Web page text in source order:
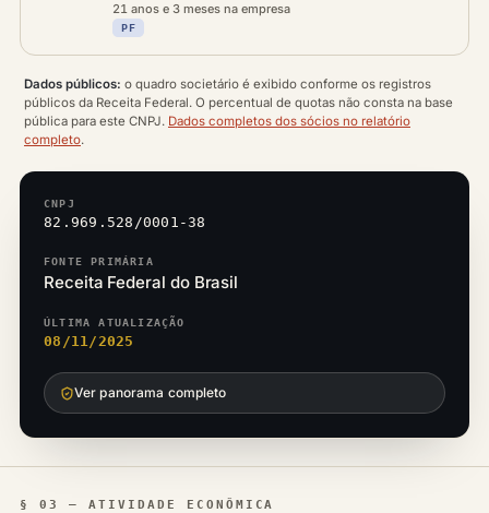
21 anos e 3 meses na empresa
PF
Dados públicos: o quadro societário é exibido conforme os registros
públicos da Receita Federal. O percentual de quotas não consta na base
pública para este CNPJ. Dados completos dos sócios no relatório
completo.
CNPJ
82.969.528/0001-38
FONTE PRIMÁRIA
Receita Federal do Brasil
ÚLTIMA ATUALIZAÇÃO
08/11/2025
Ver panorama completo
§ 03 — ATIVIDADE ECONÔMICA